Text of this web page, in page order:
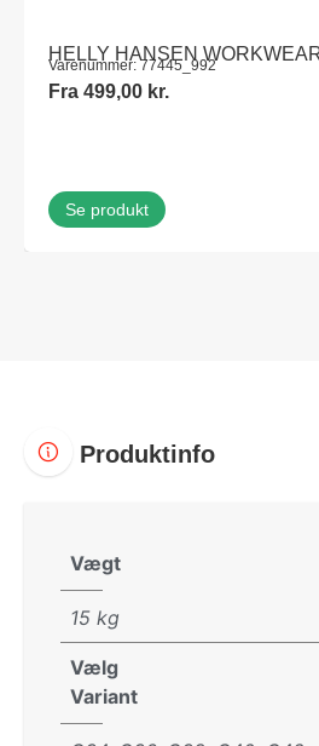
HELLY HANSEN
Varenummer: 77445_992
Fra 499,00 kr.
Se produkt
Produktinfo
Vægt
15 kg
Vælg
Variant